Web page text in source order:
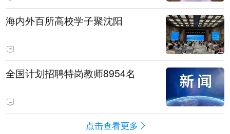
海内外百所高校学子聚沈阳
全国计划招聘特岗教师8954名
点击查看更多